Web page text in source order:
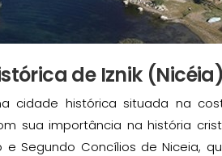
de Iznik (Nicéia)
cidade histórica situada na
sua importância na história
Segundo Concílios de Niceia,